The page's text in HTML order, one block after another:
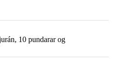
10 pundarar og